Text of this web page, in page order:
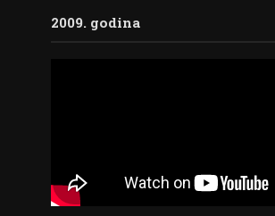
2009. godina